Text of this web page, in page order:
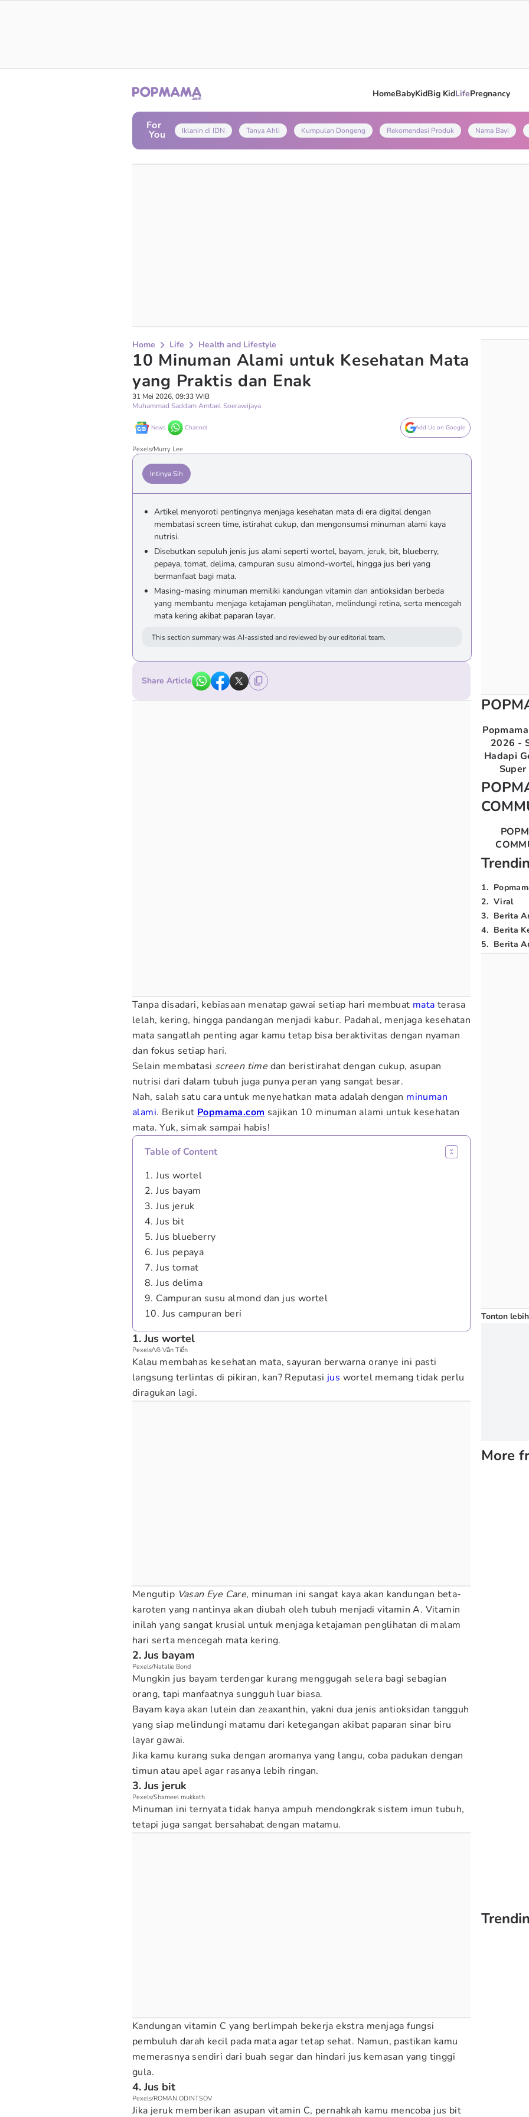
HomeBabyKidBig KidLifePregnancy
For
You Iklanin di IDN Tanya Ahli Kumpulan Dongeng Rekomendasi Produk Nama Bayi
Home Life Health and Lifestyle
10 Minuman Alami untuk Kesehatan Mata
yang Praktis dan Enak
31 Mei 2026, 09:33 WIB
Muhammad Saddam Amtael Soerawijaya
News Channel Add Us on Google
Pexels/Murry Lee
Intinya Sih
Artikel menyoroti pentingnya menjaga kesehatan mata di era digital dengan
membatasi screen time, istirahat cukup, dan mengonsumsi minuman alami kaya
nutrisi.
Disebutkan sepuluh jenis jus alami seperti wortel, bayam, jeruk, bit, blueberry,
pepaya, tomat, delima, campuran susu almond-wortel, hingga jus beri yang
bermanfaat bagi mata.
Masing-masing minuman memiliki kandungan vitamin dan antioksidan berbeda
yang membantu menjaga ketajaman penglihatan, melindungi retina, serta mencegah
mata kering akibat paparan layar.
This section summary was AI-assisted and reviewed by our editorial team.
Share Article
Tanpa disadari, kebiasaan menatap gawai setiap hari membuat mata terasa
lelah, kering, hingga pandangan menjadi kabur. Padahal, menjaga kesehatan
mata sangatlah penting agar kamu tetap bisa beraktivitas dengan nyaman
dan fokus setiap hari.
Selain membatasi screen time dan beristirahat dengan cukup, asupan
nutrisi dari dalam tubuh juga punya peran yang sangat besar.
Nah, salah satu cara untuk menyehatkan mata adalah dengan minuman
alami. Berikut Popmama.com sajikan 10 minuman alami untuk kesehatan
mata. Yuk, simak sampai habis!
Table of Content
1. Jus wortel
2. Jus bayam
3. Jus jeruk
4. Jus bit
5. Jus blueberry
6. Jus pepaya
7. Jus tomat
8. Jus delima
9. Campuran susu almond dan jus wortel
10. Jus campuran beri
1. Jus wortel
Pexels/Võ Văn Tiến
Kalau membahas kesehatan mata, sayuran berwarna oranye ini pasti
langsung terlintas di pikiran, kan? Reputasi jus wortel memang tidak perlu
diragukan lagi.
Mengutip Vasan Eye Care, minuman ini sangat kaya akan kandungan beta-
karoten yang nantinya akan diubah oleh tubuh menjadi vitamin A. Vitamin
inilah yang sangat krusial untuk menjaga ketajaman penglihatan di malam
hari serta mencegah mata kering.
2. Jus bayam
Pexels/Natalie Bond
Mungkin jus bayam terdengar kurang menggugah selera bagi sebagian
orang, tapi manfaatnya sungguh luar biasa.
Bayam kaya akan lutein dan zeaxanthin, yakni dua jenis antioksidan tangguh
yang siap melindungi matamu dari ketegangan akibat paparan sinar biru
layar gawai.
Jika kamu kurang suka dengan aromanya yang langu, coba padukan dengan
timun atau apel agar rasanya lebih ringan.
3. Jus jeruk
Pexels/Shameel mukkath
Minuman ini ternyata tidak hanya ampuh mendongkrak sistem imun tubuh,
tetapi juga sangat bersahabat dengan matamu.
Kandungan vitamin C yang berlimpah bekerja ekstra menjaga fungsi
pembuluh darah kecil pada mata agar tetap sehat. Namun, pastikan kamu
memerasnya sendiri dari buah segar dan hindari jus kemasan yang tinggi
gula.
4. Jus bit
Pexels/ROMAN ODINTSOV
Jika jeruk memberikan asupan vitamin C, pernahkah kamu mencoba jus bit
2026 -
Hadapi
1.
2. Viral
3. Berita
4. Berita
5. Berita
Tonton
More